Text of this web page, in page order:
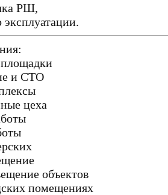
РШ,
и СТО
цеха
объектов
помещениях